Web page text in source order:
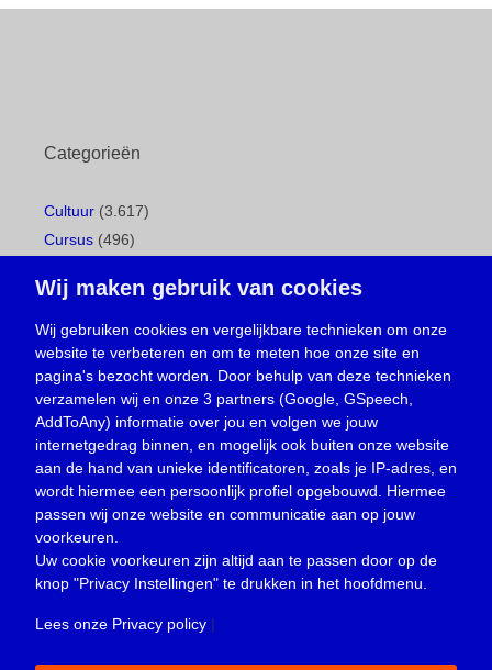
Categorieën
Cultuur (3.617)
Cursus (496)
Gemeentepagina(104)
Ingezonden brief(537)
Media(156)
Nieuws (23.329)
Oproep(734)
Overlijden(39)
Podcast(18)
prijsvraag (5)
Religie (1.438)
Service(226)
Wij maken gebruik van cookies
Wij gebruiken cookies en vergelijkbare technieken om onze
website te verbeteren en om te meten hoe onze site en
pagina's bezocht worden. Door behulp van deze technieken
verzamelen wij en onze 3 partners (Google, GSpeech,
AddToAny) informatie over jou en volgen we jouw
internetgedrag binnen, en mogelijk ook buiten onze website
aan de hand van unieke identificatoren, zoals je IP-adres, en
wordt hiermee een persoonlijk profiel opgebouwd. Hiermee
passen wij onze website en communicatie aan op jouw
voorkeuren.
Uw cookie voorkeuren zijn altijd aan te passen door op de
knop "Privacy Instellingen" te drukken in het hoofdmenu.
Lees onze Privacy policy |